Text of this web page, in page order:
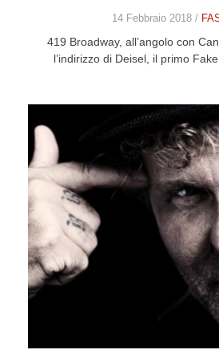
CONTACT
HOME
14 Febbraio 2018 /
419 Broadway, all’angolo con
l’indirizzo di Deisel, il primo